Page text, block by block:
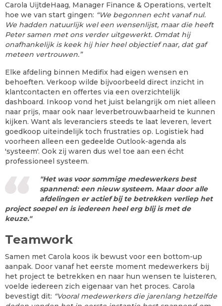
Carola UijtdeHaag, Manager Finance & Operations, vertelt
hoe we van start gingen: “We begonnen echt vanaf nul.
We hadden natuurlijk wel een wensenlijst, maar die heeft
Peter samen met ons verder uitgewerkt. Omdat hij
onafhankelijk is keek hij hier heel objectief naar, dat gaf
meteen vertrouwen.”
Elke afdeling binnen Medifix had eigen wensen en
behoeften. Verkoop wilde bijvoorbeeld direct inzicht in
klantcontacten en offertes via een overzichtelijk
dashboard. Inkoop vond het juist belangrijk om niet alleen
naar prijs, maar ook naar leverbetrouwbaarheid te kunnen
kijken. Want als leveranciers steeds te laat leveren, levert
goedkoop uiteindelijk toch frustraties op. Logistiek had
voorheen alleen een gedeelde Outlook-agenda als
'systeem'. Ook zij waren dus wel toe aan een écht
professioneel systeem.
"Het was voor sommige medewerkers best
spannend: een nieuw systeem. Maar door alle
afdelingen er actief bij te betrekken verliep het
project soepel en is iedereen heel erg blij is met de
keuze."
Teamwork
Samen met Carola koos ik bewust voor een bottom-up
aanpak. Door vanaf het eerste moment medewerkers bij
het project te betrekken en naar hun wensen te luisteren,
voelde iedereen zich eigenaar van het proces. Carola
bevestigt dit: “Vooral medewerkers die jarenlang hetzelfde